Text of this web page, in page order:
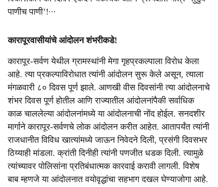
पाणीच पाणी’!∙∙∙
कारापूरवासीयांचे आंदोलन शंभरीकडे!
कारापूर-सर्वण येथील ग्रामस्थांनी मेगा गृहप्रकल्पाला विरोध केला
आहे. त्या प्रकल्पाविरोधात त्यांनी आंदोलन सुरू केले असून, त्याला
मंगळवारी ८० दिवस पूर्ण झाले. आणखी वीस दिवसांनी त्या आंदोलनाचे
शंभर दिवस पूर्ण होतील आणि राज्यातील आंदोलनांपैकी सर्वाधिक
काळ चाललेल्या आंदोलनांमध्ये या आंदोलनाची नोंद होईल. सनदशीर
मार्गाने कारापूर-सर्वणचे लोक आंदोलन करीत आहेत. आतापर्यंत त्यांनी
राजधानीत विविध खात्यांमध्ये जाऊन निवेदने दिली, प्रसंगी दिवसभर
ठिय्याही मांडला. क्रांती दिनीही त्यांनी पणजीत धडक दिली. त्यामुळे
त्यांच्यावर पोलिसांना प्रतिबंधात्मक कारवाई करावी लागली. विशेष
बाब म्हणजे या आंदोलनात वयोवृद्धांचा सहभाग दखल घेण्याजोगा आहे.